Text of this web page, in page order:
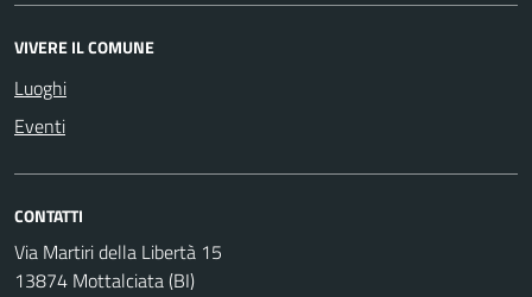
VIVERE IL COMUNE
Luoghi
Eventi
CONTATTI
Via Martiri della Libertà 15
13874 Mottalciata (BI)